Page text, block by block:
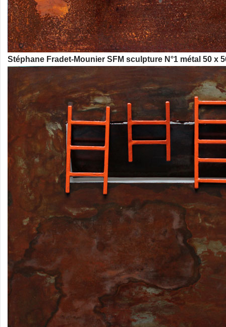
Stéphane Fradet-Mounier SFM sculpture N°1 métal 50 x